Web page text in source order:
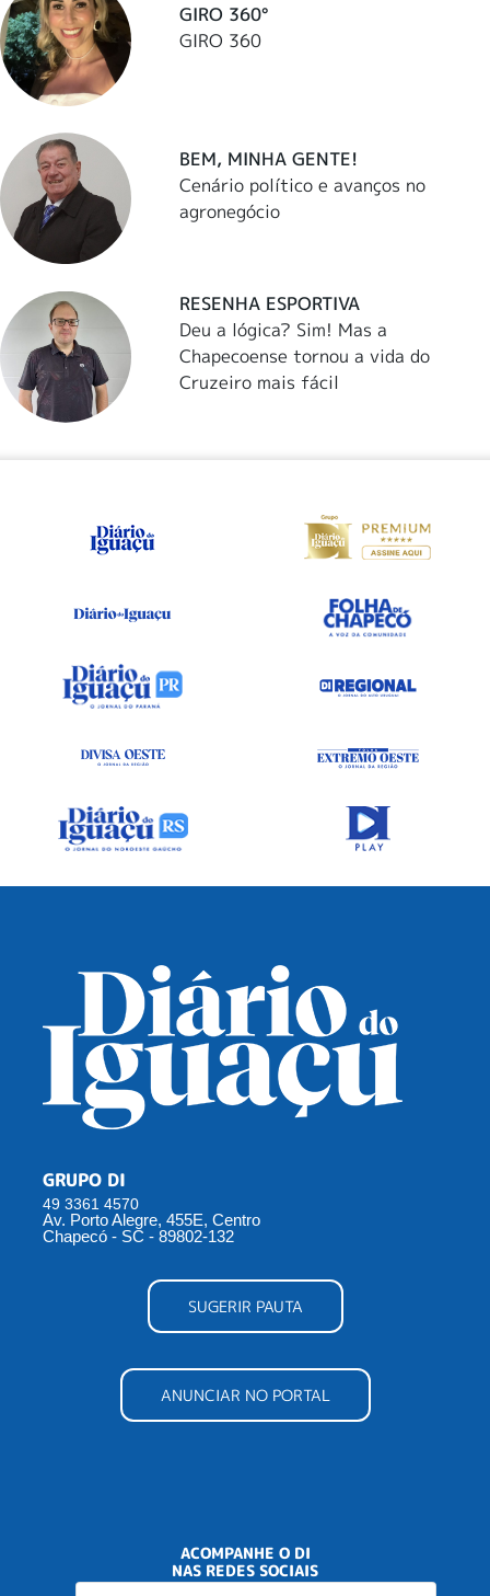
GIRO 360°
GIRO 360
BEM, MINHA GENTE!
Cenário político e avanços no
agronegócio
RESENHA ESPORTIVA
Deu a lógica? Sim! Mas a
Chapecoense tornou a vida do
Cruzeiro mais fácil
GRUPO DI
49 3361 4570
Av. Porto Alegre, 455E, Centro
Chapecó - SC - 89802-132
SUGERIR PAUTA
ANUNCIAR NO PORTAL
ACOMPANHE O DI
NAS REDES SOCIAIS